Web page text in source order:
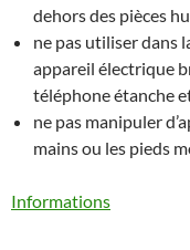
dehors des pièces
ne pas utiliser dans
appareil électrique
téléphone étanche
ne pas manipuler
mains ou les pieds
Informations